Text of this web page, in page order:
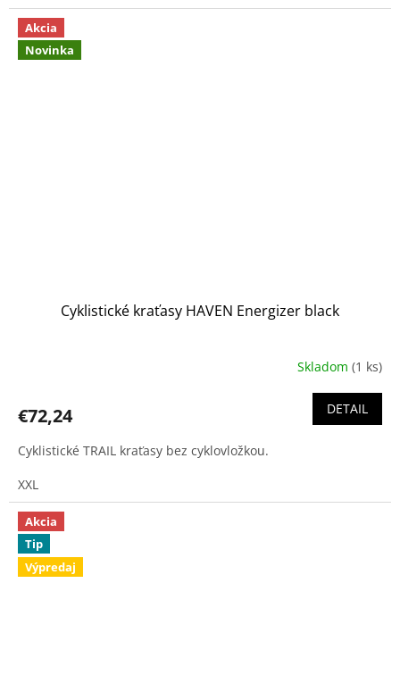
Akcia
Novinka
Cyklistické kraťasy HAVEN Energizer black
Skladom (1 ks)
€72,24 DETAIL
Cyklistické TRAIL kraťasy bez cyklovložkou.
XXL
Akcia
Tip
Výpredaj